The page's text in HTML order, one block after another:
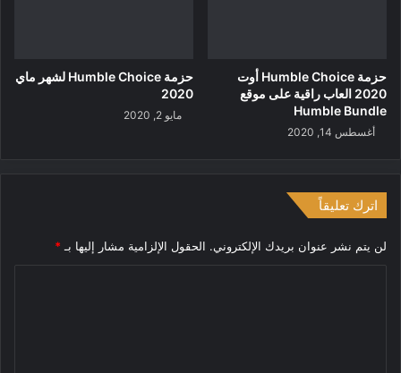
حزمة Humble Choice أوت
2020 العاب راقية على موقع
Humble Bundle
أغسطس 14, 2020
حزمة Humble Choice لشهر ماي
2020
مايو 2, 2020
اترك تعليقاً
لن يتم نشر عنوان بريدك الإلكتروني. الحقول الإلزامية مشار إليها بـ *